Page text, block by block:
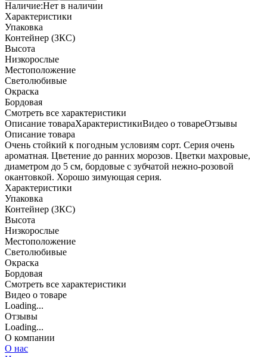
Наличие:Нет в наличии
Характеристики
Упаковка
Контейнер (ЗКС)
Высота
Низкорослые
Местоположение
Светолюбивые
Окраска
Бордовая
Cмотреть все характеристики
Описание товараХарактеристикиВидео о товареОтзывы
Описание товара
Очень стойкий к погодным условиям сорт. Серия очень
ароматная. Цветение до ранних морозов. Цветки махровые,
диаметром до 5 см, бордовые с зубчатой нежно-розовой
окантовкой. Хорошо зимующая серия.
Характеристики
Упаковка
Контейнер (ЗКС)
Высота
Низкорослые
Местоположение
Светолюбивые
Окраска
Бордовая
Cмотреть все характеристики
Видео о товаре
Loading...
Отзывы
Loading...
О компании
О нас